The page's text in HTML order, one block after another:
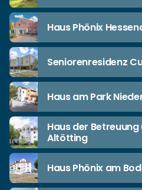
Haus Phönix
Seniorenresidenz
Haus am Park
Haus der
Altötting
Haus Phönix am